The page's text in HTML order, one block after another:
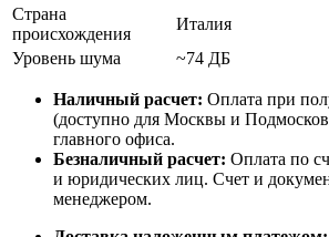
Страна
происхождения
Италия
Уровень шума
~74 ДБ
Наличный расчет: Оплата при
(доступно для Москвы и
главного офиса.
Безналичный расчет: Оплата по
и юридических лиц. Счет и
менеджером.